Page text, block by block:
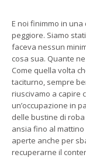
E noi finimmo in
peggiore. Siamo
faceva nessun
cosa sua. Quante
Come quella volta
taciturno, sempre
riuscivamo a capire
un’occupazione in
delle bustine di
ansia fino al
aperte anche per
recuperarne il